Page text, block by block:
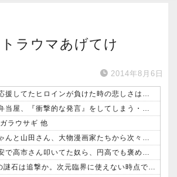
ラウマあげてけ
2014年8月6日
ラブコメ漫画で応援してたヒロインが負けた時の悲しさは異常ｗｗｗｗ
【消費減税】お弁当屋、『衝撃的な発言』をしてしまう・・・・・・
ラウサギ 他
【朗報】みいちゃんと山田さん、大物漫画家たちから次々と絶賛されるｗｗｗｗ
なろう作家「円安で高市さん叩いてた奴ら、円高でも褒めないのでポジショントーク確定ｗｗｗ」
【MHNow】次の謎石は追撃か。次元臨界に使えない時点で闘気活性以下のスキルだわ